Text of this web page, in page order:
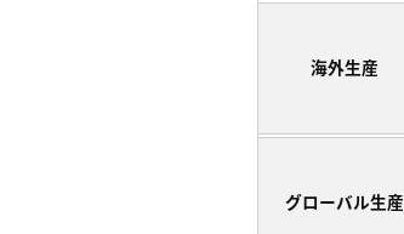
海外生産
グローバル生産